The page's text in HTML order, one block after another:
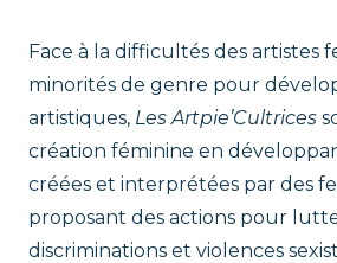
Face à la difficultés des artistes
minorités de genre pour
artistiques, Les Artpie’Cultrices
création féminine en
créées et interprétées par des
proposant des actions pour
discriminations et violences